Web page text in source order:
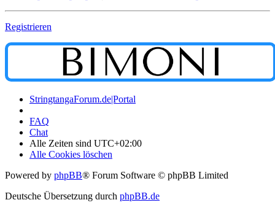
Registrieren
StringtangaForum.de|Portal
FAQ
Chat
Alle Zeiten sind UTC+02:00
Alle Cookies löschen
Powered by phpBB® Forum Software © phpBB Limited
Deutsche Übersetzung durch phpBB.de